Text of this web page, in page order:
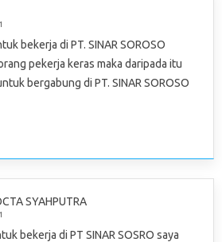
bekerja di PT. SINAR SOROSO
pekerja keras maka daripada itu
bergabung di PT. SINAR SOROSO
SYAHPUTRA
bekerja di PT SINAR SOSRO saya